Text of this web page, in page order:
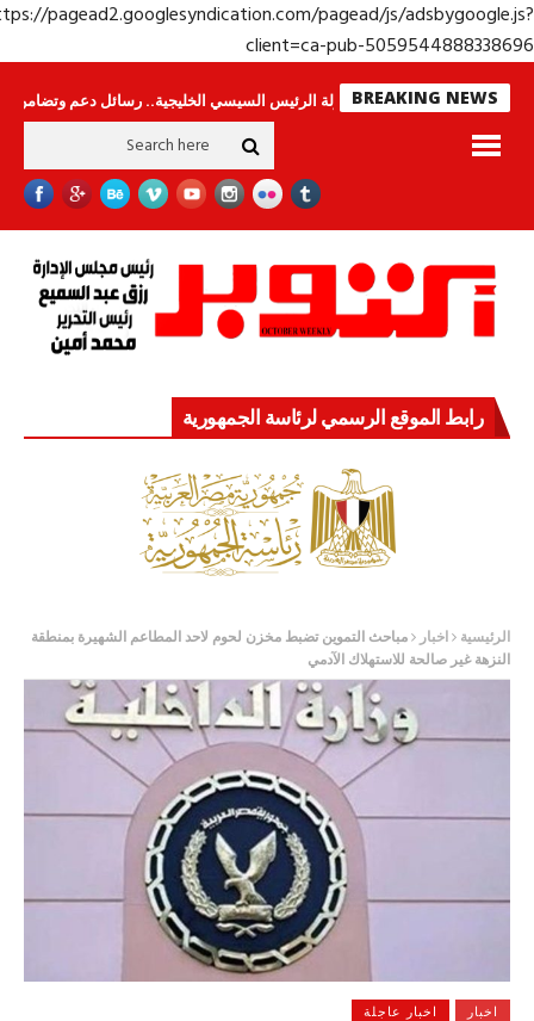
https://pagead2.googlesyndication.com/pagead/js/
client=ca-pub-
BREAKING NEWS
لا ينامون جولة الرئيس السيسي الخليجية.. رسائل دعم وتضامن للأشقاء
رابط الموقع الرسمي لرئاسة الجمهورية
الرئيسية اخبار مباحث التموين تضبط مخزن لحوم لاحد المطاعم الشهيرة بمنطقة
النزهة غير صالحة للاستهلاك الآدمي
اخبار اخبار عاجلة